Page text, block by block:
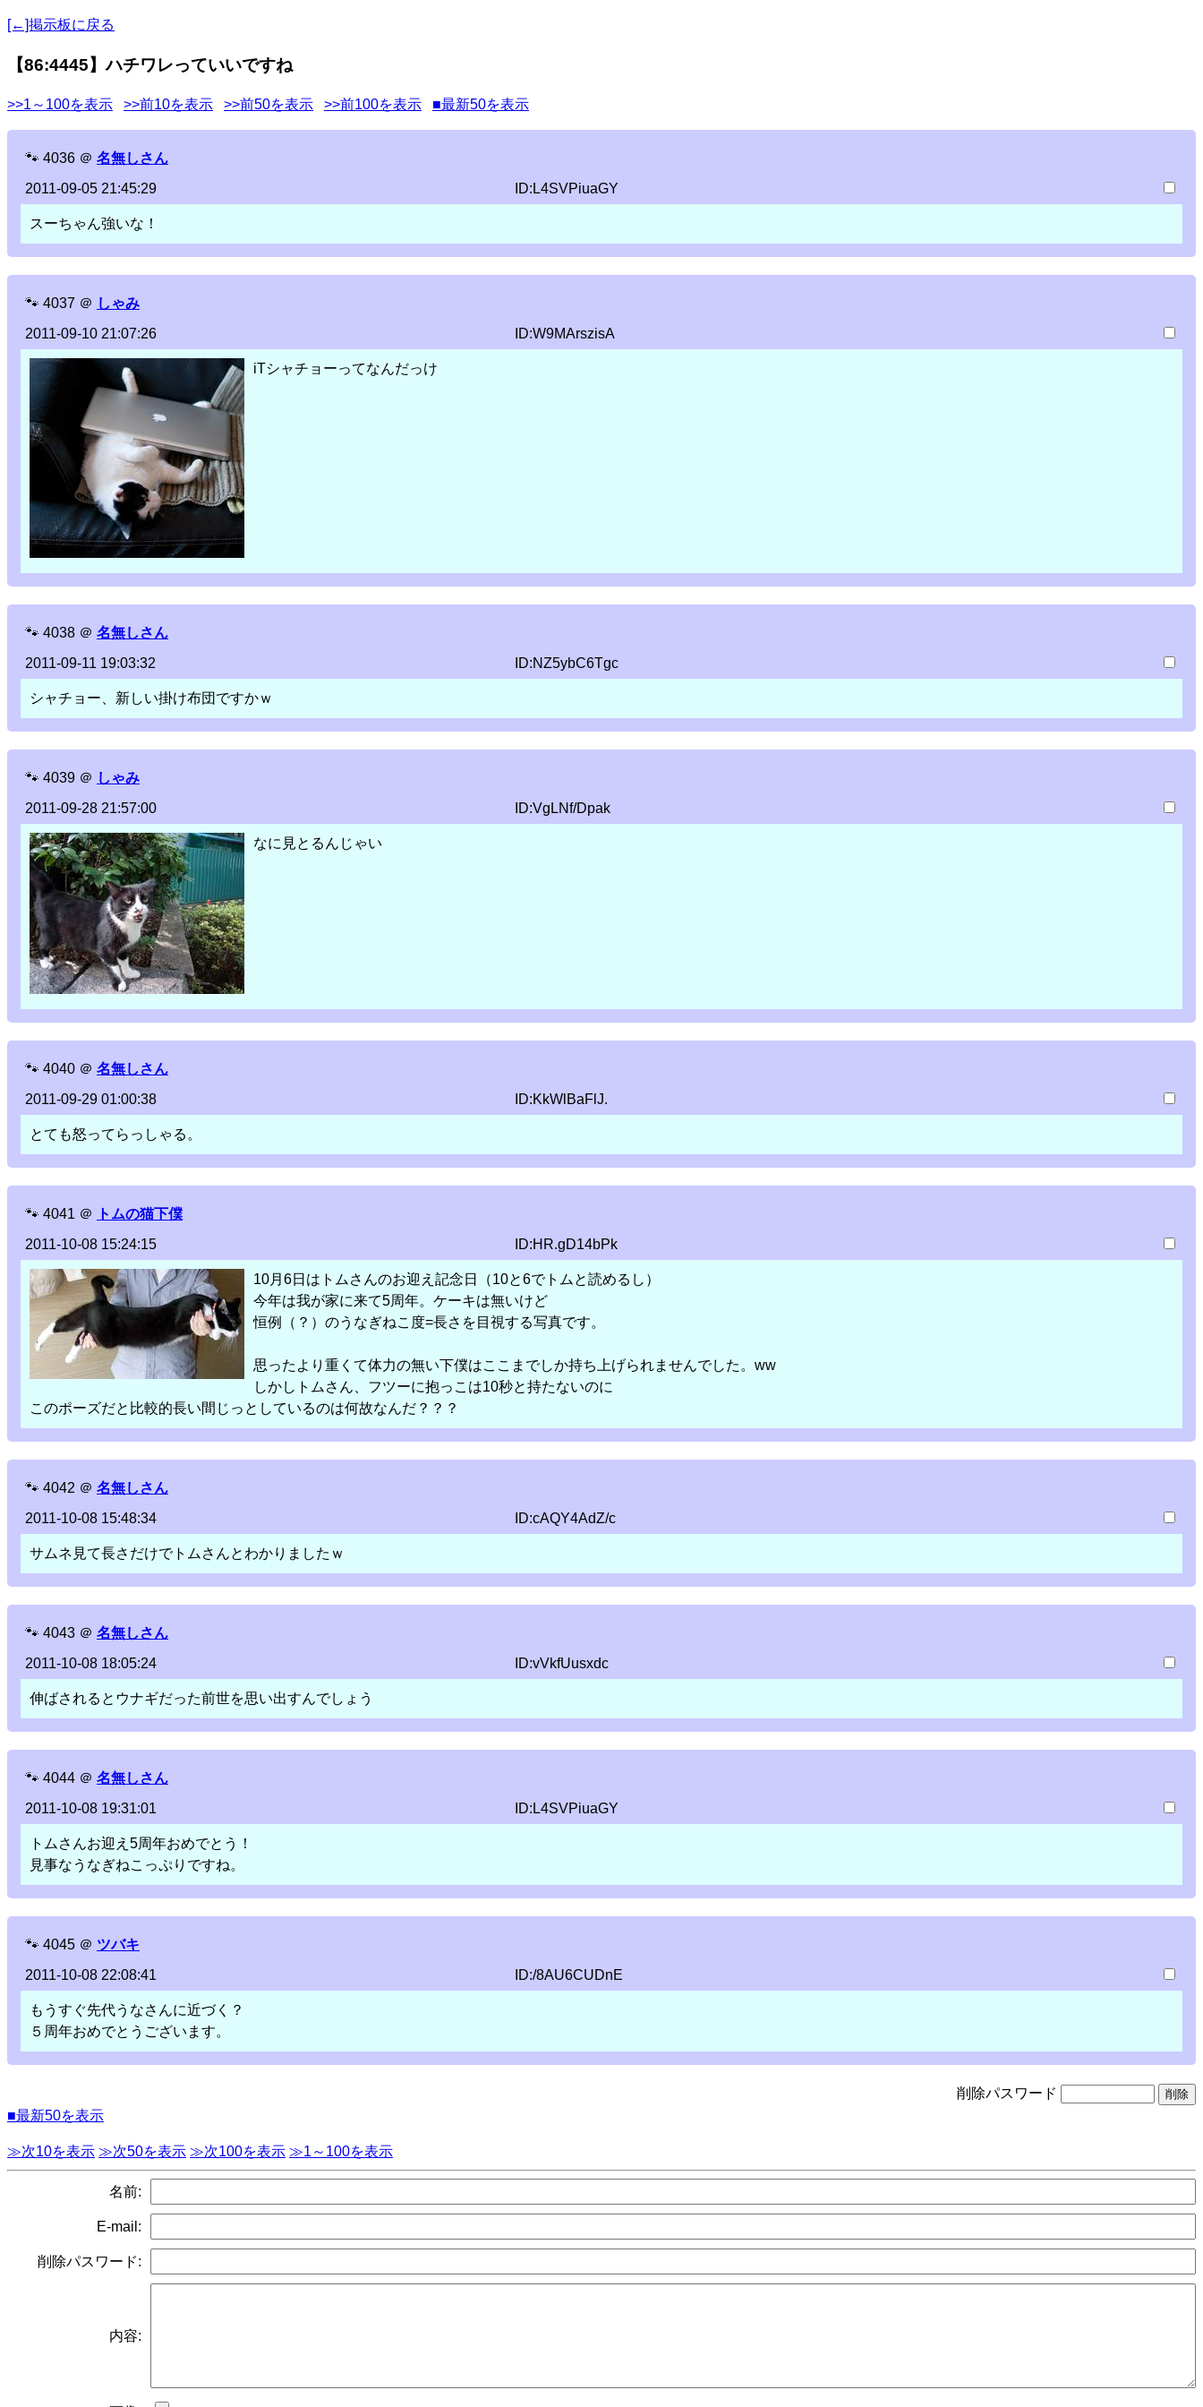
[←]掲示板に戻る
【86:4445】ハチワレっていいですね
>>1～100を表示 >>前10を表示 >>前50を表示 >>前100を表示 ■最新50を表示
🐾 4036 ＠ 名無しさん
2011-09-05 21:45:29
ID:L4SVPiuaGY
スーちゃん強いな！
🐾 4037 ＠ しゃみ
2011-09-10 21:07:26
ID:W9MArszisA
iTシャチョーってなんだっけ
🐾 4038 ＠ 名無しさん
2011-09-11 19:03:32
ID:NZ5ybC6Tgc
シャチョー、新しい掛け布団ですかｗ
🐾 4039 ＠ しゃみ
2011-09-28 21:57:00
ID:VgLNf/Dpak
なに見とるんじゃい
🐾 4040 ＠ 名無しさん
2011-09-29 01:00:38
ID:KkWlBaFlJ.
とても怒ってらっしゃる。
🐾 4041 ＠
トムの猫下僕
2011-10-08 15:24:15
ID:HR.gD14bPk
10月6日はトムさんのお迎え記念日（10と6でトムと読めるし）
今年は我が家に来て5周年。ケーキは無いけど
恒例（？）のうなぎねこ度=長さを目視する写真です。
思ったより重くて体力の無い下僕はここまでしか持ち上げられませんでした。ww
しかしトムさん、フツーに抱っこは10秒と持たないのに
このポーズだと比較的長い間じっとしているのは何故なんだ？？？
🐾 4042 ＠ 名無しさん
2011-10-08 15:48:34
ID:cAQY4AdZ/c
サムネ見て長さだけでトムさんとわかりましたｗ
🐾 4043 ＠ 名無しさん
2011-10-08 18:05:24
ID:vVkfUusxdc
伸ばされるとウナギだった前世を思い出すんでしょう
🐾 4044 ＠ 名無しさん
2011-10-08 19:31:01
ID:L4SVPiuaGY
トムさんお迎え5周年おめでとう！
見事なうなぎねこっぷりですね。
🐾 4045 ＠ ツバキ
2011-10-08 22:08:41
ID:/8AU6CUDnE
もうすぐ先代うなさんに近づく？
５周年おめでとうございます。
削除パスワード
■最新50を表示
≫次10を表示 ≫次50を表示 ≫次100を表示 ≫1～100を表示
名前:
E-mail:
削除パスワード:
内容: